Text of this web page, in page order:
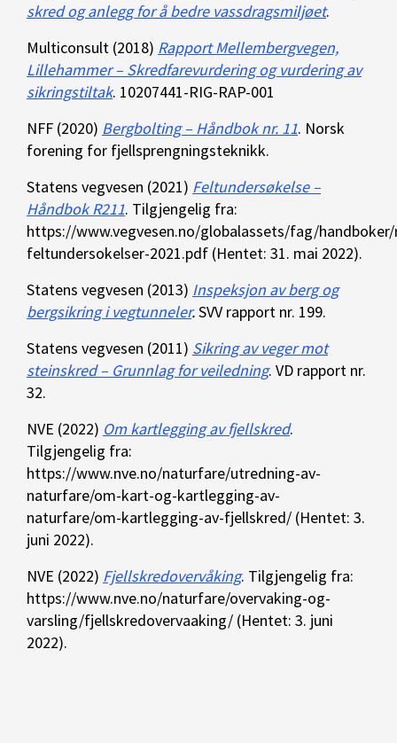
skred og anlegg for å bedre vassdragsmiljøet.
Multiconsult (2018) Rapport Mellembergvegen,
Lillehammer – Skredfarevurdering og vurdering av
sikringstiltak. 10207441-RIG-RAP-001
NFF (2020) Bergbolting – Håndbok nr. 11. Norsk
forening for fjellsprengningsteknikk.
Statens vegvesen (2021) Feltundersøkelse –
Håndbok R211. Tilgjengelig fra:
https://www.vegvesen.no/globalassets/fag/
feltundersokelser-2021.pdf (Hentet: 31. mai 2022).
Statens vegvesen (2013) Inspeksjon av berg og
bergsikring i vegtunneler.SVV rapport nr. 199.
Statens vegvesen (2011) Sikring av veger mot
steinskred – Grunnlag for veiledning. VD rapport nr.
32.
NVE (2022) Om kartlegging av fjellskred.
Tilgjengelig fra:
https://www.nve.no/naturfare/utredning-av-
naturfare/om-kart-og-kartlegging-av-
naturfare/om-kartlegging-av-fjellskred/ (Hentet: 3.
juni 2022).
NVE (2022) Fjellskredovervåking. Tilgjengelig fra:
https://www.nve.no/naturfare/overvaking-og-
varsling/fjellskredovervaaking/ (Hentet: 3. juni
2022).